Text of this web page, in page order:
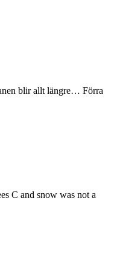
blir allt längre… Förra
C and snow was not a